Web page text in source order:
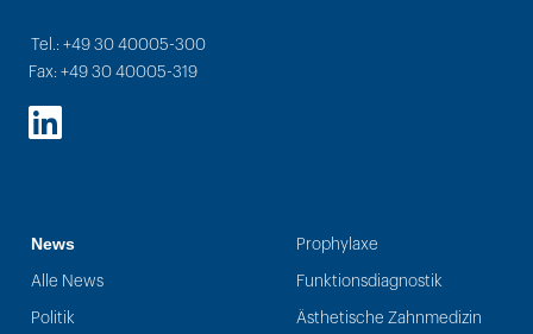
Tel.: +49 30 40005-300
Fax: +49 30 40005-319
LinkedIn
News
Alle News
Politik
Prophylaxe
Funktionsdiagnostik
Ästhetische Zahnmedizin